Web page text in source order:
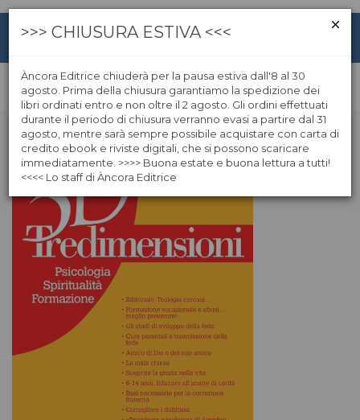
>>> CHIUSURA ESTIVA <<<
Àncora Editrice chiuderà per la pausa estiva dall'8 al 30
agosto. Prima della chiusura garantiamo la spedizione dei
libri ordinati entro e non oltre il 2 agosto. Gli ordini effettuati
durante il periodo di chiusura verranno evasi a partire dal 31
agosto, mentre sarà sempre possibile acquistare con carta di
credito ebook e riviste digitali, che si possono scaricare
immediatamente. >>>> Buona estate e buona lettura a tutti!
<<<< Lo staff di Àncora Editrice